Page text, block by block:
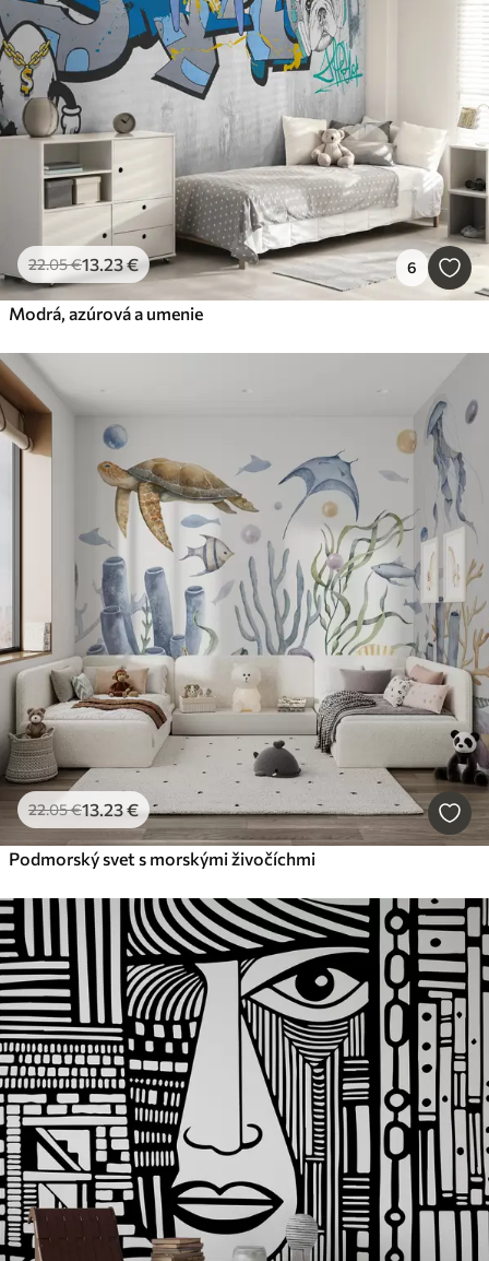
22.05€13.23€ 6
Modrá, azúrová a umenie
22.05€13.23€
Podmorský svet s morskými živočíchmi